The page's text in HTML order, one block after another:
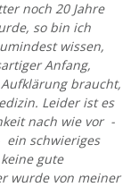
noch 20 Jahre
so bin ich
wissen,
Anfang,
braucht,
Leider ist es
nach wie vor -
ein schwieriges
gute
wurde von meiner